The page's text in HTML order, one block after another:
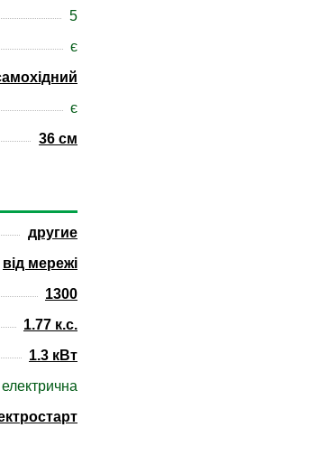
5
є
є
36 см
другие
від мережі
1300
1.77 к.с.
1.3 кВт
електрична